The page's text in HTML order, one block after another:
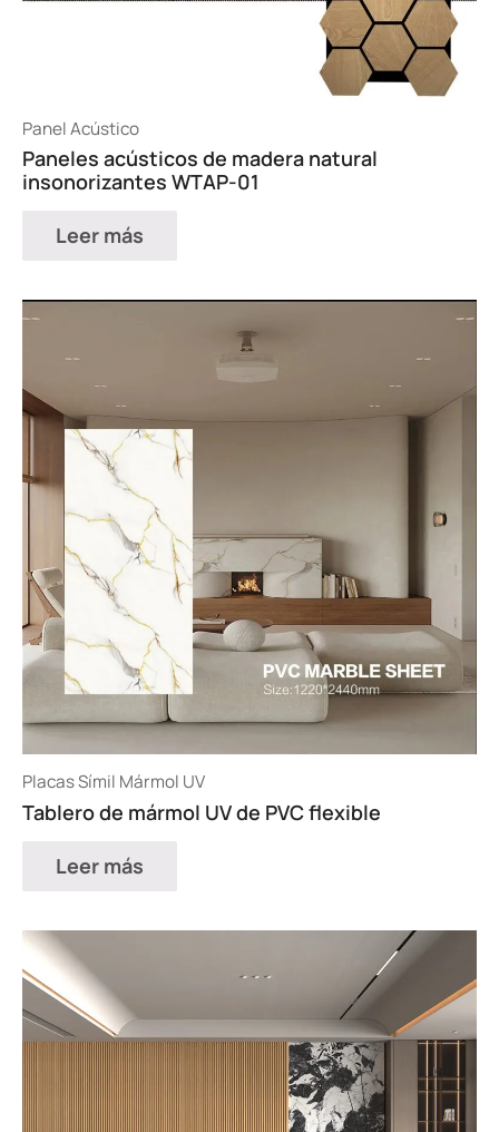
Panel Acústico
Paneles acústicos de madera natural
insonorizantes WTAP-01
Leer más
Placas Símil Mármol UV
Tablero de mármol UV de PVC flexible
Leer más